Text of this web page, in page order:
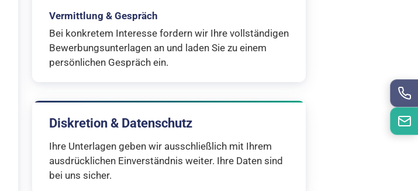
Vermittlung & Gespräch
Bei konkretem Interesse fordern wir Ihre vollständigen
Bewerbungsunterlagen an und laden Sie zu einem
persönlichen Gespräch ein.
Diskretion & Datenschutz
Ihre Unterlagen geben wir ausschließlich mit Ihrem
ausdrücklichen Einverständnis weiter. Ihre Daten sind
bei uns sicher.